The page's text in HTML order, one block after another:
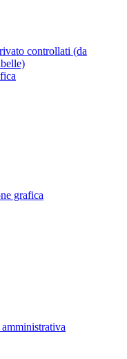
controllati (da
grafica